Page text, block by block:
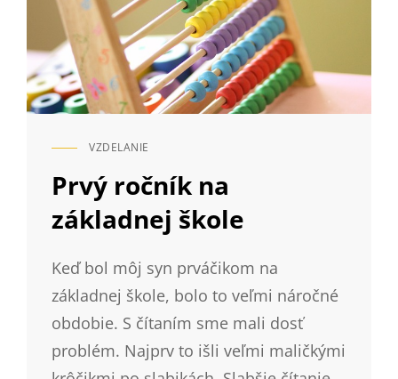
CAT
VZDELANIE
Prvý ročník na
základnej škole
Keď bol môj syn prváčikom na
základnej škole, bolo to veľmi náročné
obdobie. S čítaním sme mali dosť
problém. Najprv to išli veľmi maličkými